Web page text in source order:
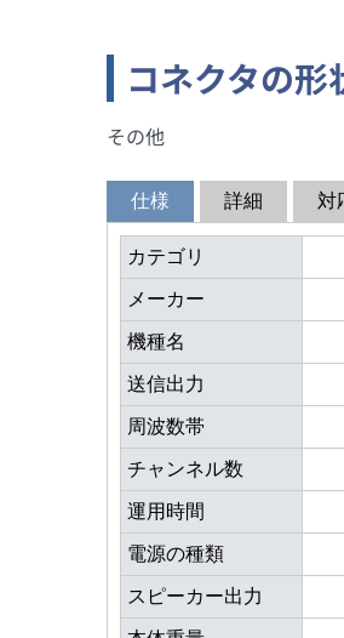
コネクタの形
その他
仕様 詳細 対
カテゴリ
メーカー
機種名
送信出力
周波数帯
チャンネル数
運用時間
電源の種類
スピーカー出力